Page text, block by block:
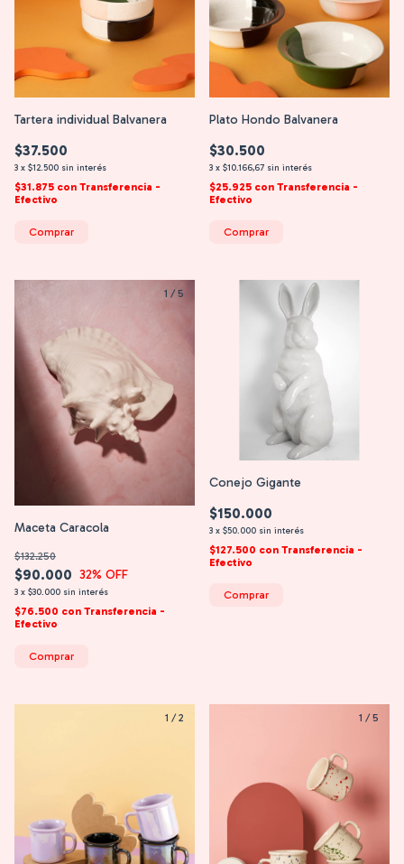
Tartera individual Balvanera
$37.500
3 x $12.500 sin interés
$31.875 con Transferencia -
Efectivo
Comprar
Plato Hondo Balvanera
$30.500
3 x $10.166,67 sin interés
$25.925 con Transferencia -
Efectivo
Comprar
1 / 5
Maceta Caracola
$90.000
$132.250
32% OFF
3 x $30.000 sin interés
$76.500 con Transferencia -
Efectivo
Comprar
Conejo Gigante
$150.000
3 x $50.000 sin interés
$127.500 con Transferencia -
Efectivo
Comprar
1 /2 1 /5